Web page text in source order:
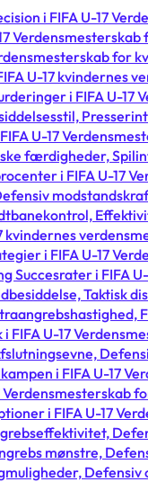
i FIFA U-17
for
U-17 kvindernes
i FIFA U-
U-17
færdigheder,
i FIFA U-17
kvindernes
i FIFA U-17
Succesrater i FIFA
Taktisk
FIFA U-17
i FIFA U-17
Verdensmesterskab
i FIFA U-17
mønstre,